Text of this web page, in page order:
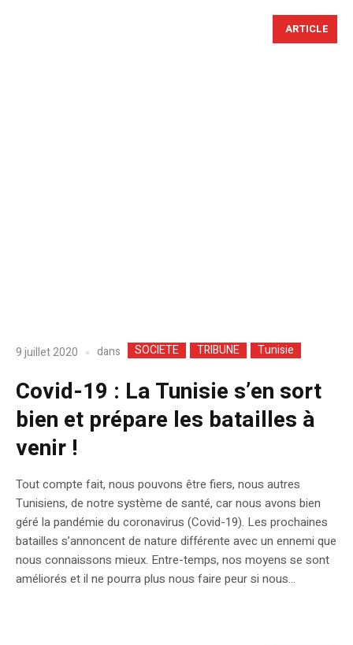
ARTICLE
9 juillet 2020 dans SOCIETE TRIBUNE Tunisie
Covid-19 : La Tunisie s’en sort
bien et prépare les batailles à
venir !
Tout compte fait, nous pouvons être fiers, nous autres
Tunisiens, de notre système de santé, car nous avons bien
géré la pandémie du coronavirus (Covid-19). Les prochaines
batailles s’annoncent de nature différente avec un ennemi que
nous connaissons mieux. Entre-temps, nos moyens se sont
améliorés et il ne pourra plus nous faire peur si nous...